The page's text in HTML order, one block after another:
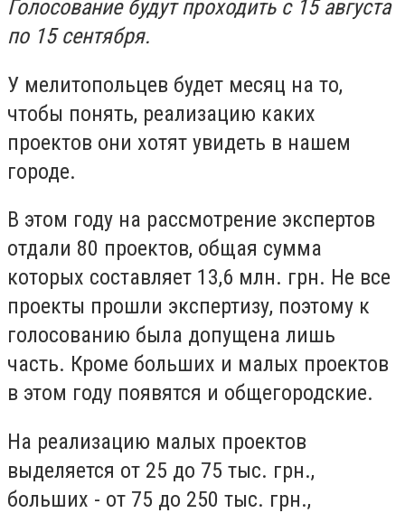
Голосование будут проходить с 15 августа
по 15 сентября.
У мелитопольцев будет месяц на то,
чтобы понять, реализацию каких
проектов они хотят увидеть в нашем
городе.
В этом году на рассмотрение экспертов
отдали 80 проектов, общая сумма
которых составляет 13,6 млн. грн. Не все
проекты прошли экспертизу, поэтому к
голосованию была допущена лишь
часть. Кроме больших и малых проектов
в этом году появятся и общегородские.
На реализацию малых проектов
выделяется от 25 до 75 тыс. грн.,
больших - от 75 до 250 тыс. грн.,